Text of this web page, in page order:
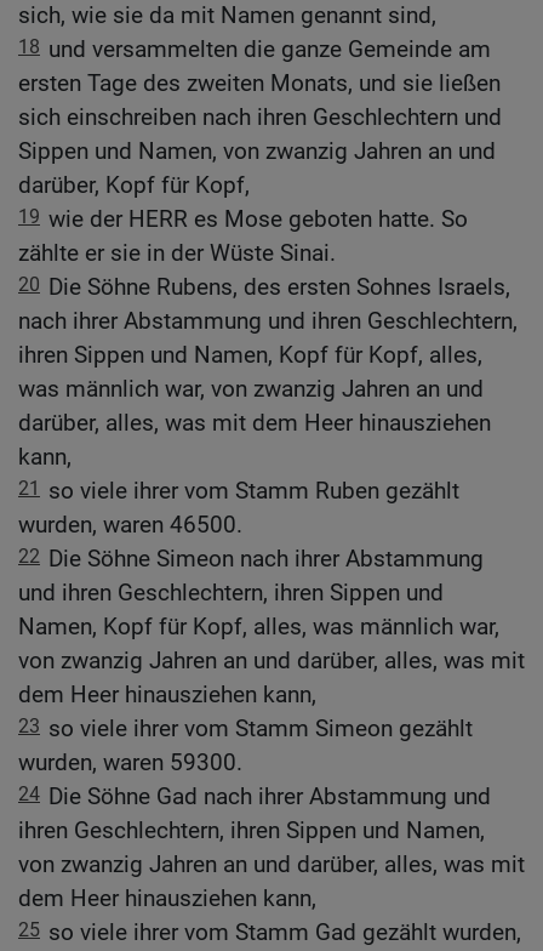
sich, wie sie da mit Namen genannt sind,
18 und versammelten die ganze Gemeinde am
ersten Tage des zweiten Monats, und sie ließen
sich einschreiben nach ihren Geschlechtern und
Sippen und Namen, von zwanzig Jahren an und
darüber, Kopf für Kopf,
19 wie der HERR es Mose geboten hatte. So
zählte er sie in der Wüste Sinai.
20 Die Söhne Rubens, des ersten Sohnes Israels,
nach ihrer Abstammung und ihren Geschlechtern,
ihren Sippen und Namen, Kopf für Kopf, alles,
was männlich war, von zwanzig Jahren an und
darüber, alles, was mit dem Heer hinausziehen
kann,
21
so viele ihrer vom Stamm Ruben gezählt
wurden, waren 46500.
22 Die Söhne Simeon nach ihrer Abstammung
und ihren Geschlechtern, ihren Sippen und
Namen, Kopf für Kopf, alles, was männlich war,
von zwanzig Jahren an und darüber, alles, was mit
dem Heer hinausziehen kann,
23 so viele ihrer vom Stamm Simeon gezählt
wurden, waren 59300.
24 Die Söhne Gad nach ihrer Abstammung und
ihren Geschlechtern, ihren Sippen und Namen,
von zwanzig Jahren an und darüber, alles, was mit
dem Heer hinausziehen kann,
25 so viele ihrer vom Stamm Gad gezählt wurden,